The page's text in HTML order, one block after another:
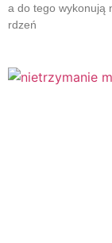
a do tego wykonują
rdzeń